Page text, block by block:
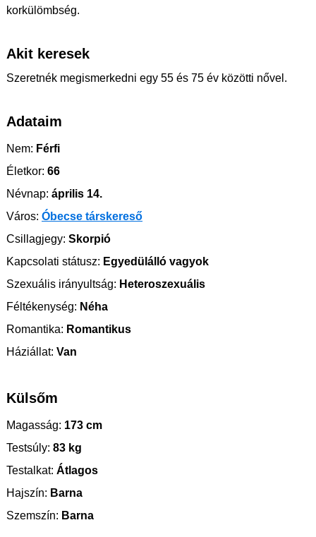
korkülömbség.
Akit keresek
Szeretnék megismerkedni egy 55 és 75 év közötti nővel.
Adataim
Nem: Férfi
Életkor: 66
Névnap: április 14.
Város: Óbecse társkereső
Csillagjegy: Skorpió
Kapcsolati státusz: Egyedülálló vagyok
Szexuális irányultság: Heteroszexuális
Féltékenység: Néha
Romantika: Romantikus
Háziállat: Van
Külsőm
Magasság: 173 cm
Testsúly: 83 kg
Testalkat: Átlagos
Hajszín: Barna
Szemszín: Barna